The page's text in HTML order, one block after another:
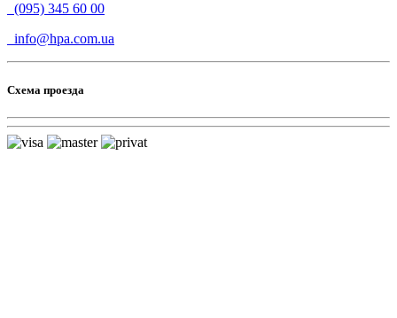
(095) 345 60 00
info@hpa.com.ua
Схема проезда